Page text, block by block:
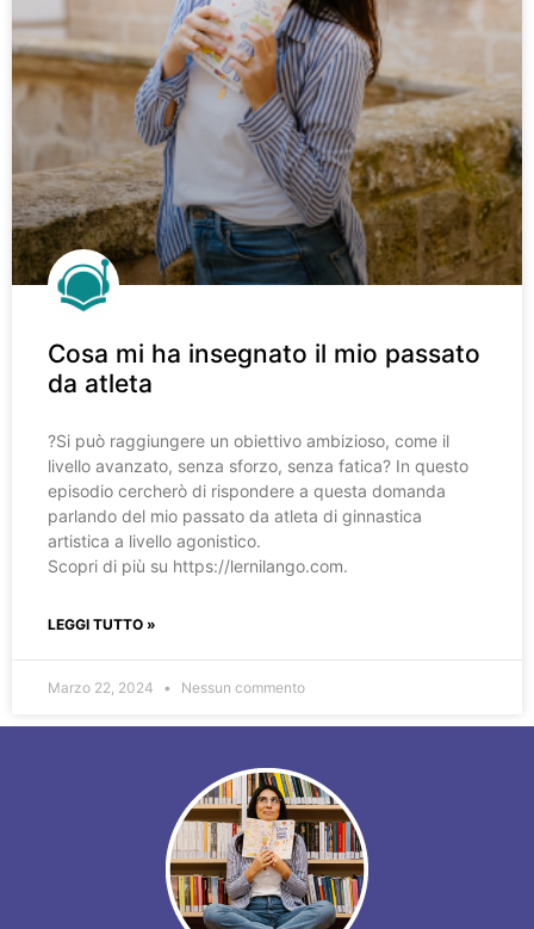
Cosa mi ha insegnato il mio passato
da atleta
?️Si può raggiungere un obiettivo ambizioso, come il
livello avanzato, senza sforzo, senza fatica? In questo
episodio cercherò di rispondere a questa domanda
parlando del mio passato da atleta di ginnastica
artistica a livello agonistico.
Scopri di più su https://lernilango.com.
LEGGI TUTTO »
Marzo 22, 2024 Nessun commento